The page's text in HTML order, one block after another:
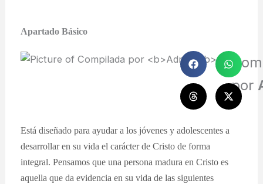
Apartado Básico
por
Está diseñado para ayudar a los jóvenes y adolescentes a
desarrollar en su vida el carácter de Cristo de forma
integral. Pensamos que una persona madura en Cristo es
aquella que da evidencia en su vida de las siguientes